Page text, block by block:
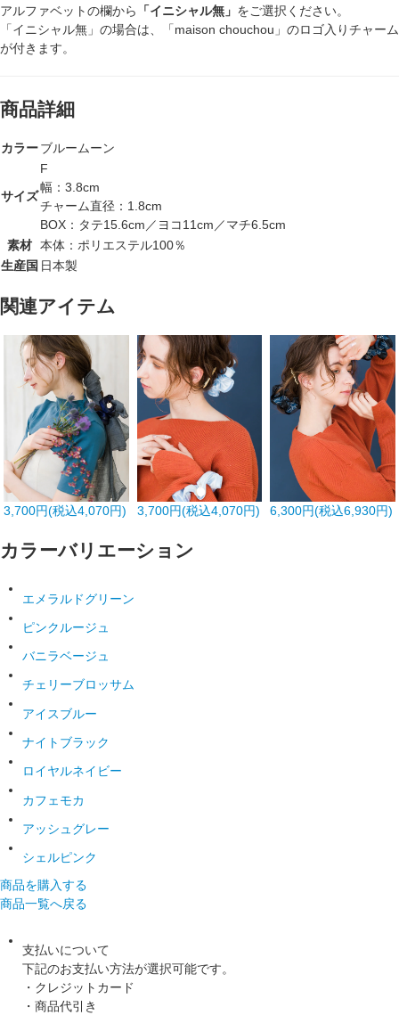
アルファベットの欄から
「イニシャル無」 をご選択ください。
「イニシャル無」の場合は、「maison chouchou」のロゴ入りチャーム
が付きます。
商品詳細
カラーブルームーン
サイズ
F
幅：3.8cm
チャーム直径：1.8cm
BOX：タテ15.6cm／ヨコ11cm／マチ6.5cm
素材 本体：ポリエステル100％
生産国 日本製
関連アイテム
3,700円(税込4,070円) 3,700円(税込4,070円) 6,300円(税込6,930円)
カラーバリエーション
エメラルドグリーン
ピンクルージュ
バニラベージュ
チェリーブロッサム
アイスブルー
ナイトブラック
ロイヤルネイビー
カフェモカ
アッシュグレー
シェルピンク
商品を購入する
商品一覧へ戻る
支払いについて
下記のお支払い方法が選択可能です。
・クレジットカード
・商品代引き